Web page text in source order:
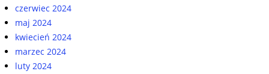
czerwiec 2024
maj 2024
kwiecień 2024
marzec 2024
luty 2024